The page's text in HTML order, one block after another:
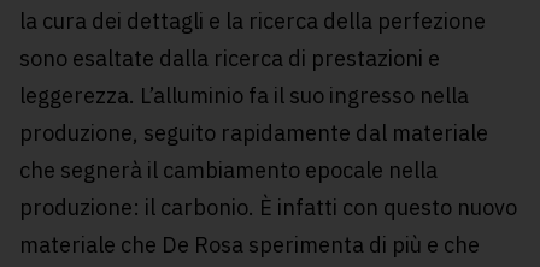
la cura dei dettagli e la ricerca della perfezione
sono esaltate dalla ricerca di prestazioni e
leggerezza. L’alluminio fa il suo ingresso nella
produzione, seguito rapidamente dal materiale
che segnerà il cambiamento epocale nella
produzione: il carbonio. È infatti con questo nuovo
materiale che De Rosa sperimenta di più e che